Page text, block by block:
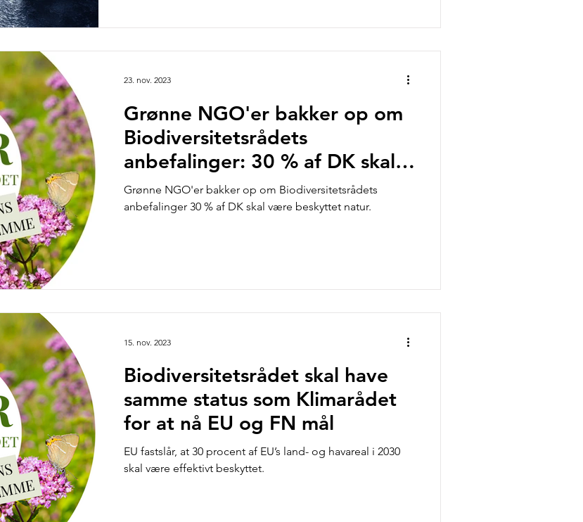
Grønne NGO'er bakker op om
Biodiversitetsrådets
anbefalinger: 30 % af DK skal
være beskyttet natur
Grønne NGO'er bakker op om Biodiversitetsrådets
anbefalinger 30 % af DK skal være beskyttet natur.
23. nov. 2023
Biodiversitetsrådet skal have
samme status som Klimarådet
for at nå EU og FN mål
EU fastslår, at 30 procent af EU’s land- og havareal i 2030
skal være effektivt beskyttet.
15. nov. 2023